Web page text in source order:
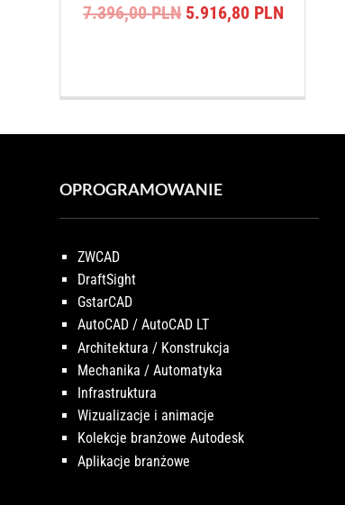
7.396,00PLN Pierwotna
5.916,80 PLN
OPROGRAMOWANIE
ZWCAD
DraftSight
GstarCAD
AutoCAD / AutoCAD LT
Architektura / Konstrukcja
Mechanika / Automatyka
Infrastruktura
Wizualizacje i animacje
Kolekcje branżowe Autodesk
Aplikacje branżowe